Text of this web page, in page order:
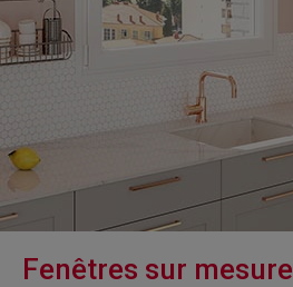
Fenêtres sur mesure